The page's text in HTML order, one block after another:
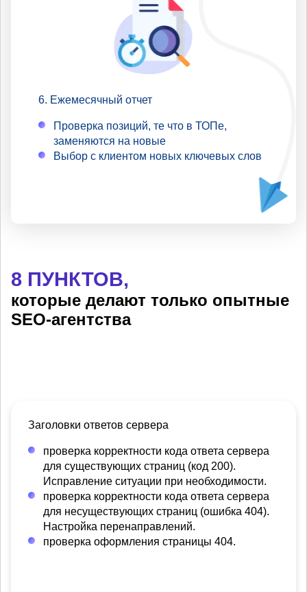
Ежемесячный отчет
Проверка позиций, те что в ТОПе,
заменяются на новые
Выбор с клиентом новых ключевых слов
8 ПУНКТОВ,
которые делают только опытные
SEO-агентства
Заголовки ответов сервера
проверка корректности кода ответа сервера
для существующих страниц (код 200).
Исправление ситуации при необходимости.
проверка корректности кода ответа сервера
для несуществующих страниц (ошибка 404).
Настройка перенаправлений.
проверка оформления страницы 404.